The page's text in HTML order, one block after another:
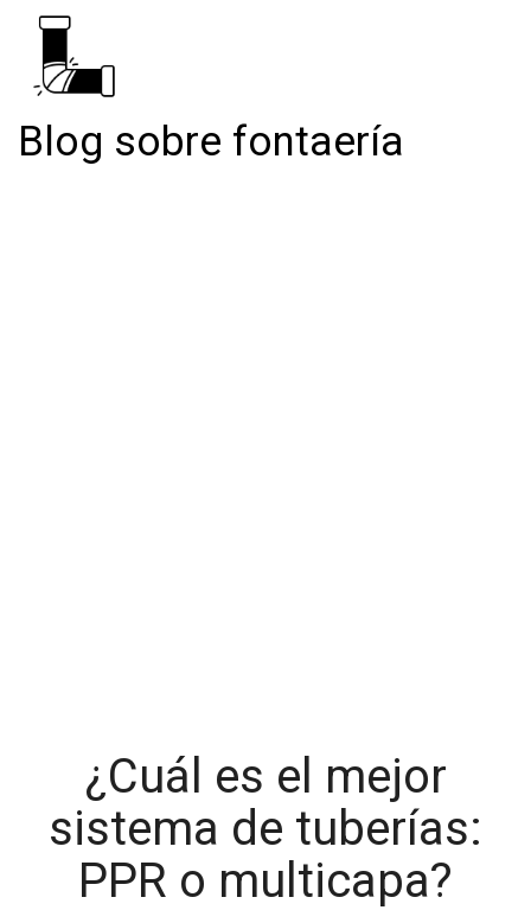
Blog sobre fontaería
¿Cuál es el mejor
sistema de tuberías:
PPR o multicapa?